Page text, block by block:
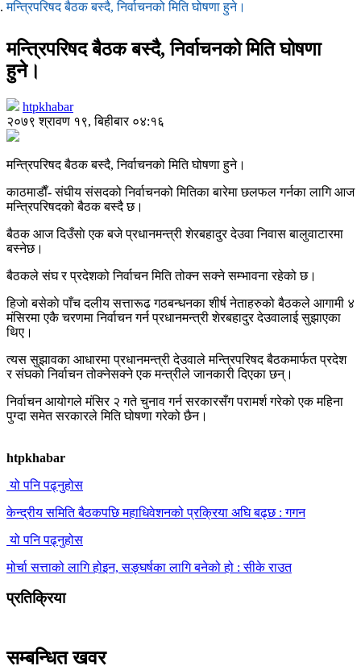
मन्त्रिपरिषद बैठक बस्दै, निर्वाचनको मिति घोषणा हुने।
मन्त्रिपरिषद बैठक बस्दै, निर्वाचनको मिति घोषणा
हुने।
htpkhabar
२०७९ श्रावण १९, बिहीबार ०४:१६
मन्त्रिपरिषद बैठक बस्दै, निर्वाचनको मिति घोषणा हुने।
काठमाडाैँ- संघीय संसदको निर्वाचनको मितिका बारेमा छलफल गर्नका लागि आज
मन्त्रिपरिषदको बैठक बस्दै छ।
बैठक आज दिउँसाे एक बजे प्रधानमन्त्री शेरबहादुर देउवा निवास बालुवाटारमा
बस्नेछ।
बैठकले संघ र प्रदेशको निर्वाचन मिति तोक्न सक्ने सम्भावना रहेको छ।
हिजाे बसेकाे पाँच दलीय सत्तारूढ गठबन्धनका शीर्ष नेताहरुको बैठकले आगामी ४
मंसिरमा एकै चरणमा निर्वाचन गर्न प्रधानमन्त्री शेरबहादुर देउवालाई सुझाएका
थिए।
त्यस सुझावका आधारमा प्रधानमन्त्री देउवाले मन्त्रिपरिषद बैठकमार्फत प्रदेश
र संघको निर्वाचन तोक्नेसक्ने एक मन्त्रीले जानकारी दिएका छन्।
निर्वाचन आयोगले मंसिर २ गते चुनाव गर्न सरकारसँग परामर्श गरेको एक महिना
पुग्दा समेत सरकारले मिति घोषणा गरेको छैन।
htpkhabar
यो पनि पढ्नुहोस
केन्द्रीय समिति बैठकपछि महाधिवेशनको प्रक्रिया अघि बढ्छ : गगन
यो पनि पढ्नुहोस
मोर्चा सत्ताको लागि होइन, सङ्घर्षका लागि बनेको हो : सीके राउत
प्रतिक्रिया
सम्बन्धित खवर